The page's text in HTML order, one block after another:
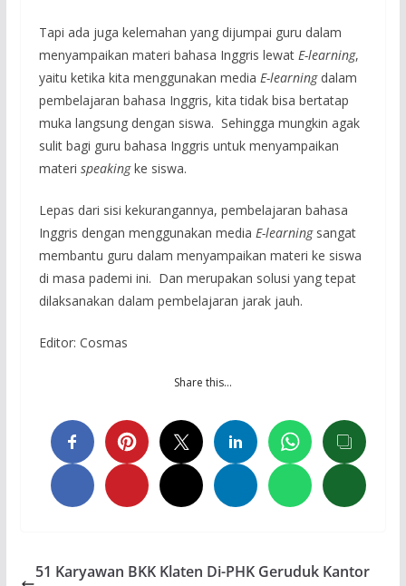
Tapi ada juga kelemahan yang dijumpai guru dalam
menyampaikan materi bahasa Inggris lewat E-learning,
yaitu ketika kita menggunakan media E-learning dalam
pembelajaran bahasa Inggris, kita tidak bisa bertatap
muka langsung dengan siswa. Sehingga mungkin agak
sulit bagi guru bahasa Inggris untuk menyampaikan
materi speakingke siswa.
Lepas dari sisi kekurangannya, pembelajaran bahasa
Inggris dengan menggunakan media E-learning sangat
membantu guru dalam menyampaikan materi ke siswa
di masa pademi ini. Dan merupakan solusi yang tepat
dilaksanakan dalam pembelajaran jarak jauh.
Editor: Cosmas
Share this…
51 Karyawan BKK Klaten Di-PHK Geruduk Kantor